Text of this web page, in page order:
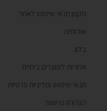
תקנון תנאי שימוש לאתר
אודותינו
בלוג
אחריות למוצרים ביתיים
תנאי שימוש ומדיניות פרטיות
הצהרת נגישות